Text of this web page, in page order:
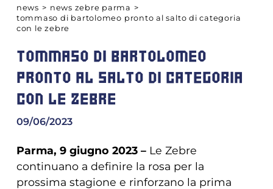
news > news zebre parma >
tommaso di bartolomeo pronto al salto di categoria
con le zebre
TOMMASO DI BARTOLOMEO
PRONTO AL SALTO DI CATEGORIA
CON LE ZEBRE
09/06/2023
Parma, 9 giugno 2023 –Le Zebre
continuano a definire la rosa per la
prossima stagione e rinforzano la prima